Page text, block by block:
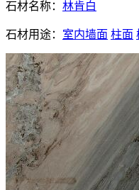
石材名称： 林肯白
石材用途： 室内墙面 柱面